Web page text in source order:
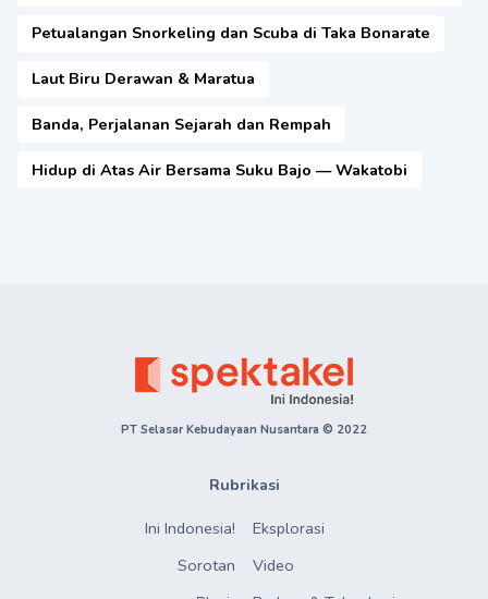
Petualangan Snorkeling dan Scuba di Taka Bonarate
Laut Biru Derawan & Maratua
Banda, Perjalanan Sejarah dan Rempah
Hidup di Atas Air Bersama Suku Bajo — Wakatobi
PT Selasar Kebudayaan Nusantara © 2022
Rubrikasi
Ini Indonesia!
Sorotan
Eksplorasi
Video